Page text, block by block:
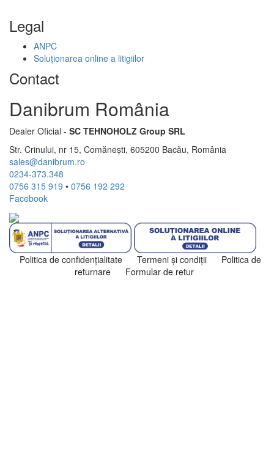
Legal
ANPC
Soluționarea online a litigiilor
Contact
Danibrum România
Dealer Oficial - SC TEHNOHOLZ Group SRL
Str. Crinului, nr 15, Comănești, 605200 Bacău, România
sales@danibrum.ro
0234-373.348
0756 315 919 • 0756 192 292
Facebook
Politica de confidenţialitate Termeni şi condiţii
Politica de
returnare
Formular de retur